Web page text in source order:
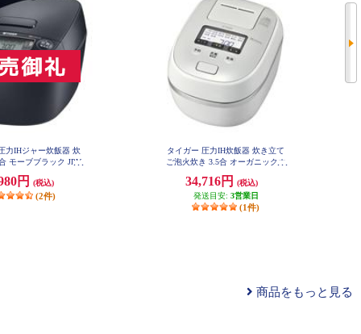
力IHジャー炊飯器 炊
モーブブラック JPV-
円 (税込)
(2件)
タイガー 圧力IH炊飯器 炊き立て
ご泡火炊き 3.5合 オーガニックホ
34,716円
(税込)
発送目安: 3営業日
(1件)
商品をもっと見る